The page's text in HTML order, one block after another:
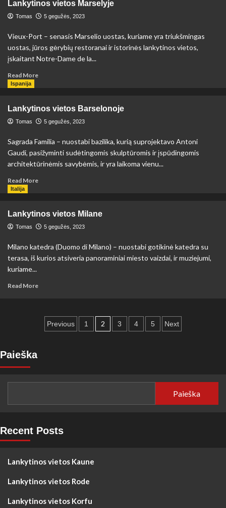
vietos
Neapolyje
Lankytinos vietos Marselyje
Tomas 5 gegužės, 2023
Vieux-Port – senasis Marselio uostas, kuriame yra triukšmingas
uostas, jūros gėrybių restoranai ir istorinės lankytinos vietos,
įskaitant Notre-Dame de la...
Read MoreRead
vietos
Marselyje
Ispanija
Lankytinos vietos Barselonoje
Tomas 5 gegužės, 2023
Sagrada Familia – nuostabi bazilika, kurią suprojektavo Antoni
Gaudi, pasižyminti sudėtingomis skulptūromis ir įspūdingomis
architektūrinėmis savybėmis, ir yra laikoma vienu...
Read MoreRead
vietos
Barselonoje
Italija
Lankytinos vietos Milane
Tomas 5 gegužės, 2023
Milano katedra (Duomo di Milano) – nuostabi gotikinė katedra su
terasa, iš kurios atsiveria panoraminiai miesto vaizdai, ir muziejumi,
kuriame...
Read MoreRead
vietos
Milane
Įrašų
Previous 1 2 3 4 5 Next
Paieška
Paieška
Recent Posts
Lankytinos vietos Kaune
Lankytinos vietos Rode
Lankytinos vietos Korfu